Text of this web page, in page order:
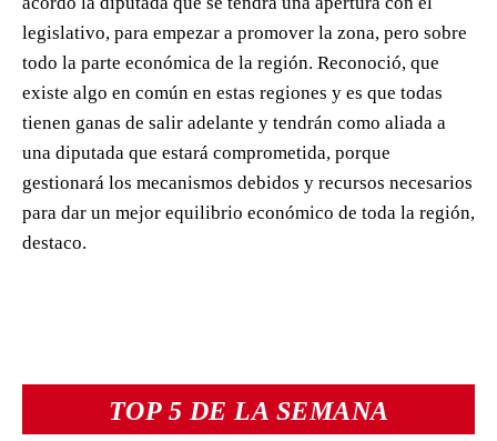
TOP 5 DE LA SEMANA
legislativo, para empezar a promover la zona, pero sobre
todo la parte económica de la región. Reconoció, que
existe algo en común en estas regiones y es que todas
tienen ganas de salir adelante y tendrán como aliada a
una diputada que estará comprometida, porque
gestionará los mecanismos debidos y recursos necesarios
para dar un mejor equilibrio económico de toda la región,
destaco.